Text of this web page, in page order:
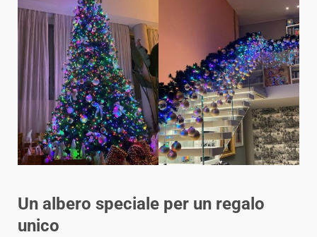
Un albero speciale per un regalo
unico